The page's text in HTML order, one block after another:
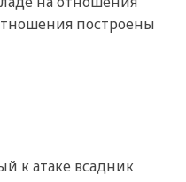
построены
к атаке всадник